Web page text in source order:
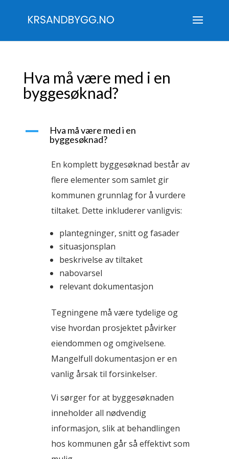
Hva må være med i en
byggesøknad?
A
Hva må være med i en
byggesøknad?
En komplett byggesøknad består av
flere elementer som samlet gir
kommunen grunnlag for å vurdere
tiltaket. Dette inkluderer vanligvis:
plantegninger, snitt og fasader
situasjonsplan
beskrivelse av tiltaket
nabovarsel
relevant dokumentasjon
Tegningene må være tydelige og
vise hvordan prosjektet påvirker
eiendommen og omgivelsene.
Mangelfull dokumentasjon er en
vanlig årsak til forsinkelser.
Vi sørger for at byggesøknaden
inneholder all nødvendig
informasjon, slik at behandlingen
hos kommunen går så effektivt som